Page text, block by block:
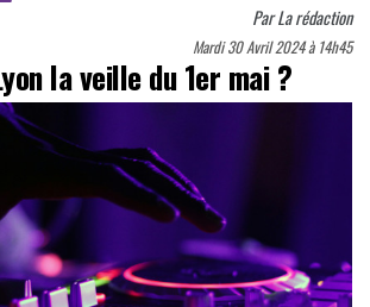
ParLa rédaction
Mardi 30 Avril 2024 à 14h45
la veille du 1er mai ?